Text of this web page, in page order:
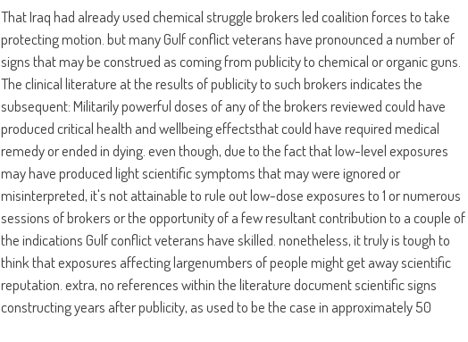
That Iraq had already used chemical struggle brokers led coalition forces to take
protecting motion. but many Gulf conflict veterans have pronounced a number of
signs that may be construed as coming from publicity to chemical or organic guns.
The clinical literature at the results of publicity to such brokers indicates the
subsequent: Militarily powerful doses of any of the brokers reviewed could have
produced critical health and wellbeing effectsthat could have required medical
remedy or ended in dying. even though, due to the fact that low-level exposures
may have produced light scientific symptoms that may were ignored or
misinterpreted, it's not attainable to rule out low-dose exposures to 1 or numerous
sessions of brokers or the opportunity of a few resultant contribution to a couple of
the indications Gulf conflict veterans have skilled. nonetheless, it truly is tough to
think that exposures affecting largenumbers of people might get away scientific
reputation. extra, no references within the literature document scientific signs
constructing years after publicity, as used to be the case in approximately 50